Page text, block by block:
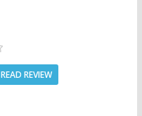
READ REVIEW